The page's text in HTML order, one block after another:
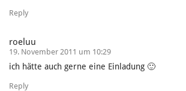
Reply
roeluu
19. November 2011 um 10:29
ich hätte auch gerne eine Einladung 🙂
Reply